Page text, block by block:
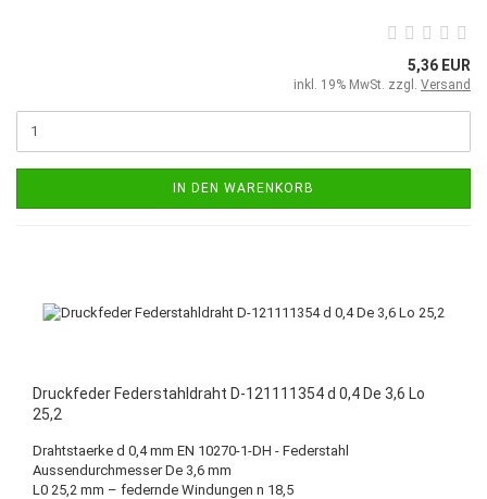
5,36 EUR
inkl. 19% MwSt. zzgl. Versand
IN DEN WARENKORB
Druckfeder Federstahldraht D-121111354 d 0,4 De 3,6 Lo
25,2
Drahtstaerke d 0,4 mm EN 10270-1-DH - Federstahl
Aussendurchmesser De 3,6 mm
L0 25,2 mm – federnde Windungen n 18,5